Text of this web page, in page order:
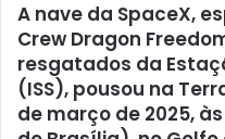
A nave da SpaceX,
Crew Dragon
resgatados da
(ISS), pousou na
de março de 2025, às